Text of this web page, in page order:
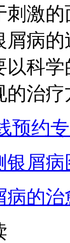
激
病
科
的治疗
预约
银屑病
病的治